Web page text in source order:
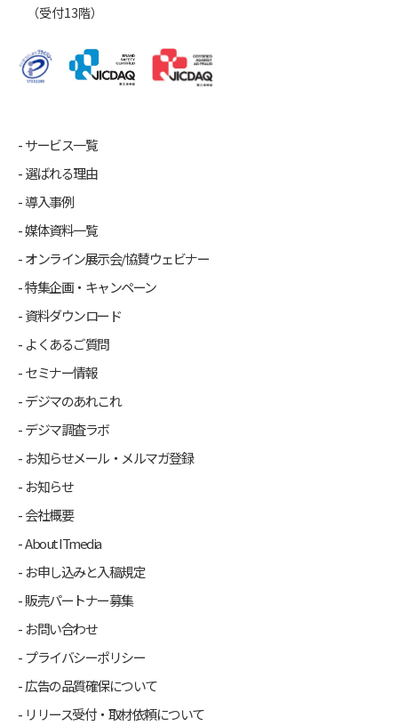
（受付13階）
サービス一覧
選ばれる理由
導入事例
媒体資料一覧
オンライン展示会/協賛ウェビナー
特集企画・キャンペーン
資料ダウンロード
よくあるご質問
セミナー情報
デジマのあれこれ
デジマ調査ラボ
お知らせメール・メルマガ登録
お知らせ
会社概要
About ITmedia
お申し込みと入稿規定
販売パートナー募集
お問い合わせ
プライバシーポリシー
広告の品質確保について
リリース受付・取材依頼について